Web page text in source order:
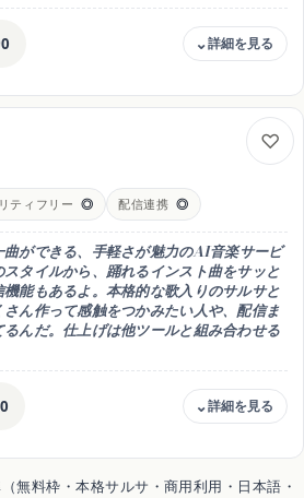
まで
ドル(年払い月11.69ドル) / Pro 月39ドル
ードでお試し(要クレジット)。商用や多
14ドル・年払い月11.69ドル)以上、上位は
ドル)
ティフリー）
踊れるBGM
ティフリー ◎ 配信連携 ◎
ができる、手軽さが魅力のAI音楽サービ
タイルから、踊れるインスト曲をサッと
能もあるよ。本格的な歌入りのサルサと
ん作って感触をつかみたい人や、配信ま
んだ。仕上げは他ツールと組み合わせる
無料枠・本格サルサ・商用利用・日本語・